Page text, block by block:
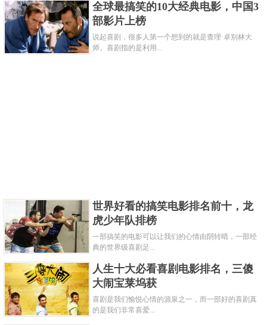
归。在影片中，沈腾夸张搞笑的表演、欢快轻松的背
景音乐和荒诞的电影情节给我们带来了很多快乐。
关键字：电影
全球最搞笑的10大经典电影，中国3
部影片上榜
说起喜剧，很多人第一个想到的就是查理·卓别林大
师。喜剧指的是利用...
世界好看的搞笑电影排名前十，龙
虎少年队排榜
一部搞笑的电影可以让我们的心情由阴转晴，一部经
典的世界级喜剧足...
人生十大必看喜剧电影排名，三傻
大闹宝莱坞获
喜剧是我们愉悦心情的源泉之一，而一部好的喜剧真
的是我们非常喜爱...